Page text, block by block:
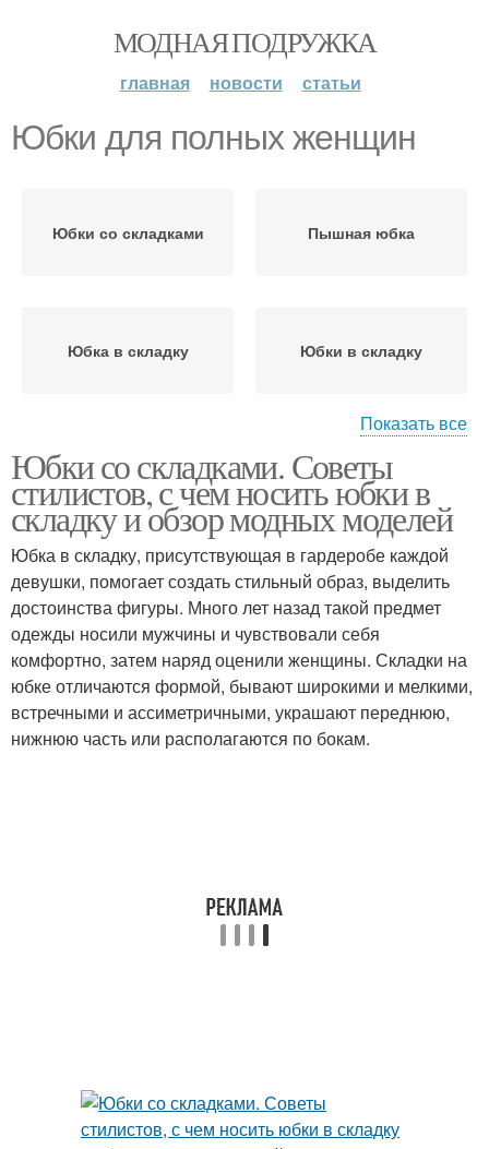
МОДНАЯ ПОДРУЖКА
главная новости статьи
Юбки для полных женщин
Юбки со складками Пышная юбка
Юбка в складку Юбки в складку
Стильные юбки Тенденции в юбках
Длинные юбки
Юбка на треугольной
кокетке
Юбки с бантовыми
складками
Показать все
Юбки со складками. Советы
стилистов, с чем носить юбки в
складку и обзор модных моделей
Юбка в складку, присутствующая в гардеробе каждой
девушки, помогает создать стильный образ, выделить
достоинства фигуры. Много лет назад такой предмет
одежды носили мужчины и чувствовали себя
комфортно, затем наряд оценили женщины. Складки на
юбке отличаются формой, бывают широкими и мелкими,
встречными и ассиметричными, украшают переднюю,
нижнюю часть или располагаются по бокам.